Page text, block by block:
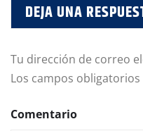
DEJA UNA
Tu dirección de correo
Los campos
Comentario